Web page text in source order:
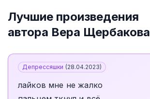
Лучшие произведения
автора Вера Щербакова
Депрессяшки (28.04.2023)
лайков мне не жалко